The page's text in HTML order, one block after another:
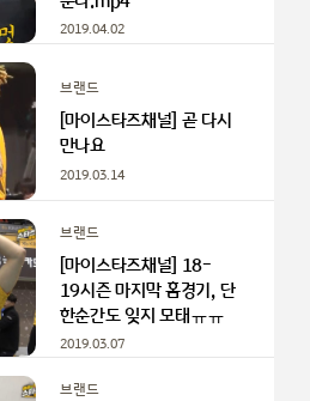
2019.04.02
브랜드
[마이스타즈채널] 곧 다시
만나요
2019.03.14
브랜드
[마이스타즈채널] 18-
19시즌 마지막 홈경기, 단
한순간도 잊지 모태ㅠㅠ
2019.03.07
브랜드